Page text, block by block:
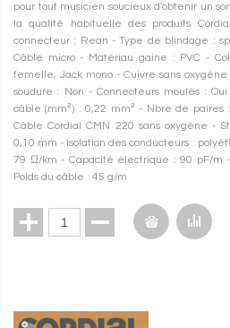
pour tout musicien soucieux d'obtenir un
la qualité habituelle des produits
connecteur : Rean - Type de blindage :
Câble micro - Matériau gaine : PVC -
femelle, Jack mono - Cuivre sans
soudure : Non - Connecteurs moulés :
câble (mm²) : 0,22 mm² - Nbre de
Câble Cordial CMN 220 sans oxygène -
0,10 mm - Isolation des conducteurs :
79 Ω/km - Capacité électrique : 90 pF/m
Poids du câble : 45 g/m